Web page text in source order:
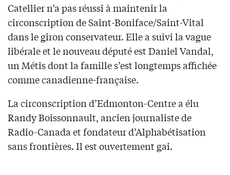
Catellier n’a pas réussi à maintenir la
circonscription de Saint-Boniface/Saint-Vital
dans le giron conservateur. Elle a suivi la vague
libérale et le nouveau député est Daniel Vandal,
un Métis dont la famille s’est longtemps affichée
comme canadienne-française.
La circonscription d’Edmonton-Centre a élu
Randy Boissonnault, ancien journaliste de
Radio-Canada et fondateur d’Alphabétisation
sans frontières. Il est ouvertement gai.